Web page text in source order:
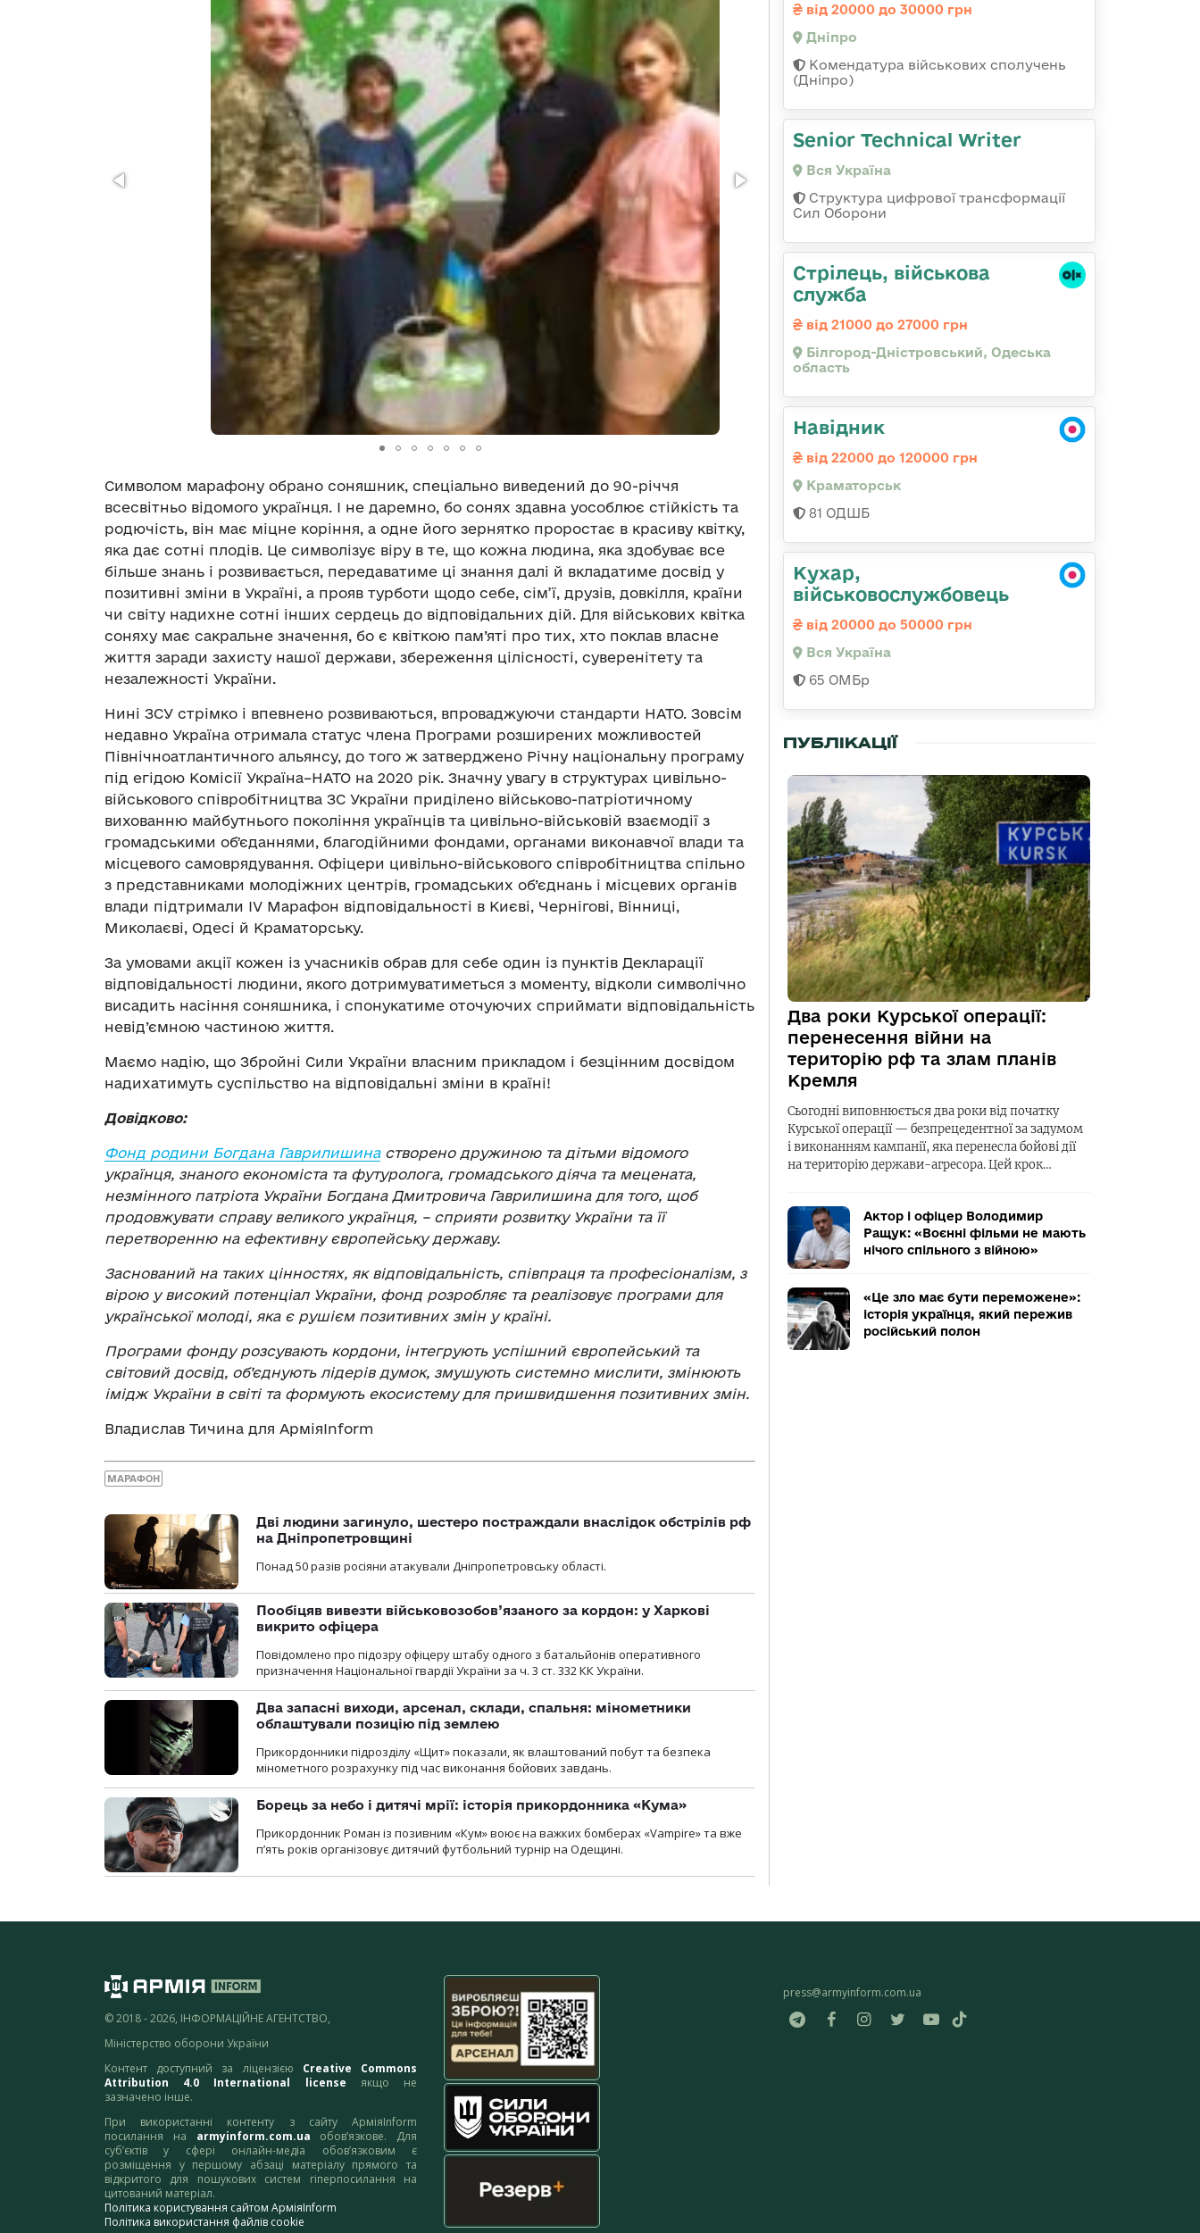
Символом марафону обрано соняшник, спеціально виведений до 90-річчя
всесвітньо відомого українця. І не даремно, бо сонях здавна уособлює стійкість та
родючість, він має міцне коріння, а одне його зернятко проростає в красиву квітку,
яка дає сотні плодів. Це символізує віру в те, що кожна людина, яка здобуває все
більше знань і розвивається, передаватиме ці знання далі й вкладатиме досвід у
позитивні зміни в Україні, а прояв турботи щодо себе, сім’ї, друзів, довкілля, країни
чи світу надихне сотні інших сердець до відповідальних дій. Для військових квітка
соняху має сакральне значення, бо є квіткою пам’яті про тих, хто поклав власне
життя заради захисту нашої держави, збереження цілісності, суверенітету та
незалежності України.
Нині ЗСУ стрімко і впевнено розвиваються, впроваджуючи стандарти НАТО. Зовсім
недавно Україна отримала статус члена Програми розширених можливостей
Північноатлантичного альянсу, до того ж затверджено Річну національну програму
під егідою Комісії Україна–НАТО на 2020 рік. Значну увагу в структурах цивільно-
військового співробітництва ЗС України приділено військово-патріотичному
вихованню майбутнього покоління українців та цивільно-військовій взаємодії з
громадськими обʼєданнями, благодійними фондами, органами виконавчої влади та
місцевого самоврядування. Офіцери цивільно-військового співробітництва спільно
з представниками молодіжних центрів, громадських об’єднань і місцевих органів
влади підтримали IV Марафон відповідальності в Києві, Чернігові, Вінниці,
Миколаєві, Одесі й Краматорську.
За умовами акції кожен із учасників обрав для себе один із пунктів Декларації
відповідальності людини, якого дотримуватиметься з моменту, відколи символічно
висадить насіння соняшника, і спонукатиме оточуючих сприймати відповідальність
невід’ємною частиною життя.
Маємо надію, що Збройні Сили України власним прикладом і безцінним досвідом
надихатимуть суспільство на відповідальні зміни в країні!
Довідково:
Фонд родини Богдана Гаврилишинастворено дружиною та дітьми відомого
українця, знаного економіста та футуролога, громадського діяча та мецената,
незмінного патріота України Богдана Дмитровича Гаврилишина для того, щоб
продовжувати справу великого українця, – сприяти розвитку України та її
перетворенню на ефективну європейську державу.
Заснований на таких цінностях, як відповідальність, співпраця та професіоналізм, з
вірою у високий потенціал України, фонд розробляє та реалізовує програми для
української молоді, яка є рушієм позитивних змін у країні.
Програми фонду розсувають кордони, інтегрують успішний європейський та
світовий досвід, об’єднують лідерів думок, змушують системно мислити, змінюють
імідж України в світі та формують екосистему для пришвидшення позитивних змін.
Владислав Тичина для АрміяInform
МАРАФОН
Дві людини загинуло, шестеро постраждали внаслідок обстрілів рф
на Дніпропетровщині
Понад 50 разів росіяни атакували Дніпропетровську області.
Пообіцяв вивезти військовозобов’язаного за кордон: у Харкові
викрито офіцера
Повідомлено про підозру офіцеру штабу одного з батальйонів оперативного
призначення Національної гвардії України за ч. 3 ст. 332 КК України.
Два запасні виходи, арсенал, склади, спальня: мінометники
облаштували позицію під землею
Прикордонники підрозділу «Щит» показали, як влаштований побут та безпека
мінометного розрахунку під час виконання бойових завдань.
Борець за небо і дитячі мрії: історія прикордонника «Кума»
Прикордонник Роман із позивним «Кум» воює на важких бомберах «Vampire» та вже
п’ять років організовує дитячий футбольний турнір на Одещині.
від 20000 до 30000 грн
Дніпро
Комендатура військових сполучень
(Дніпро)
Senior Technical Writer
Вся Україна
Структура цифрової трансформації
Сил Оборони
Стрілець, військова
служба
від 21000 до 27000 грн
Білгород-Дністровський, Одеська
область
Навідник
від 22000 до 120000 грн
Краматорськ
81 ОДШБ
Кухар,
військовослужбовець
від 20000 до 50000 грн
Вся Україна
65 ОМБр
ПУБЛІКАЦІЇ
Два роки Курської операції:
перенесення війни на
територію рф та злам планів
Кремля
Сьогодні виповнюється два роки від початку
Курської операції — безпрецедентної за задумом
і виконанням кампанії, яка перенесла бойові дії
на територію держави-агресора. Цей крок…
Актор і офіцер Володимир
Ращук: «Воєнні фільми не мають
нічого спільного з війною»
«Це зло має бути переможене»:
історія українця, який пережив
російський полон
© 2018 - 2026, ІНФОРМАЦІЙНЕ АГЕНТСТВО,
Міністерство оборони України
Контент доступний за ліцензією Creative Commons
Attribution 4.0 International license якщо не
зазначено інше.
При використанні контенту з сайту АрміяInform
посилання на armyinform.com.ua обов’язкове. Для
суб’єктів у сфері онлайн-медіа обов’язковим є
розміщення у першому абзаці матеріалу прямого та
відкритого для пошукових систем гіперпосилання на
цитований матеріал.
Політика користування сайтом АрміяInform
Політика використання файлів cookie
press@armyinform.com.ua